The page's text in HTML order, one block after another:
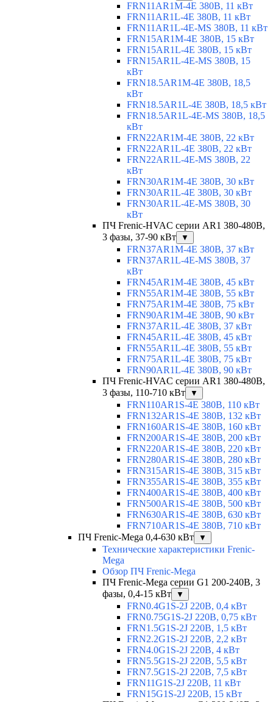
FRN11AR1M-4E 380В, 11 кВт
FRN11AR1L-4E 380В, 11 кВт
FRN11AR1L-4E-MS 380В, 11 кВт
FRN15AR1M-4E 380В, 15 кВт
FRN15AR1L-4E 380В, 15 кВт
FRN15AR1L-4E-MS 380В, 15
кВт
FRN18.5AR1M-4E 380В, 18,5
кВт
FRN18.5AR1L-4E 380В, 18,5 кВт
FRN18.5AR1L-4E-MS 380В, 18,5
кВт
FRN22AR1M-4E 380В, 22 кВт
FRN22AR1L-4E 380В, 22 кВт
FRN22AR1L-4E-MS 380В, 22
кВт
FRN30AR1M-4E 380В, 30 кВт
FRN30AR1L-4E 380В, 30 кВт
FRN30AR1L-4E-MS 380В, 30
кВт
ПЧ Frenic-HVAC серии AR1 380-480В,
3 фазы, 37-90 кВт
▼
FRN37AR1M-4E 380В, 37 кВт
FRN37AR1L-4E-MS 380В, 37
кВт
FRN45AR1M-4E 380В, 45 кВт
FRN55AR1M-4E 380В, 55 кВт
FRN75AR1M-4E 380В, 75 кВт
FRN90AR1M-4E 380В, 90 кВт
FRN37AR1L-4E 380В, 37 кВт
FRN45AR1L-4E 380В, 45 кВт
FRN55AR1L-4E 380В, 55 кВт
FRN75AR1L-4E 380В, 75 кВт
FRN90AR1L-4E 380В, 90 кВт
ПЧ Frenic-HVAC серии AR1 380-480В,
3 фазы, 110-710 кВт
▼
FRN110AR1S-4E 380В, 110 кВт
FRN132AR1S-4E 380В, 132 кВт
FRN160AR1S-4E 380В, 160 кВт
FRN200AR1S-4E 380В, 200 кВт
FRN220AR1S-4E 380В, 220 кВт
FRN280AR1S-4E 380В, 280 кВт
FRN315AR1S-4E 380В, 315 кВт
FRN355AR1S-4E 380В, 355 кВт
FRN400AR1S-4E 380В, 400 кВт
FRN500AR1S-4E 380В, 500 кВт
FRN630AR1S-4E 380В, 630 кВт
FRN710AR1S-4E 380В, 710 кВт
ПЧ Frenic-Mega 0,4-630 кВт
▼
Технические характеристики Frenic-
Mega
Обзор ПЧ Frenic-Mega
ПЧ Frenic-Mega серии G1 200-240В, 3
фазы, 0,4-15 кВт
▼
FRN0.4G1S-2J 220В, 0,4 кВт
FRN0.75G1S-2J 220В, 0,75 кВт
FRN1.5G1S-2J 220В, 1,5 кВт
FRN2.2G1S-2J 220В, 2,2 кВт
FRN4.0G1S-2J 220В, 4 кВт
FRN5.5G1S-2J 220В, 5,5 кВт
FRN7.5G1S-2J 220В, 7,5 кВт
FRN11G1S-2J 220В, 11 кВт
FRN15G1S-2J 220В, 15 кВт